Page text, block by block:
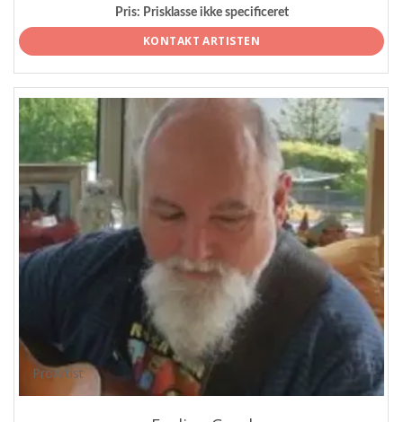
Pris: Prisklasse ikke specificeret
KONTAKT ARTISTEN
ProArtist